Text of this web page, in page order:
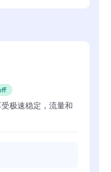
极速稳定，流量和